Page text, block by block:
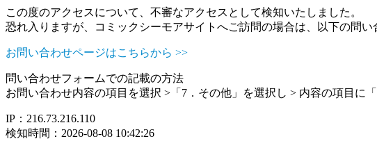
この度のアクセスについて、不審なアクセスとして検知いたしました。
恐れ入りますが、コミックシーモアサイトへご訪問の場合は、以下の問
お問い合わせページはこちらから >>
問い合わせフォームでの記載の方法
お問い合わせ内容の項目を選択 >「7．その他」を選択し > 内容の項目に
IP：216.73.216.110
検知時間：2026-08-08 10:42:26